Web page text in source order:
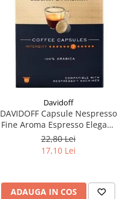
Davidoff
DAVIDOFF Capsule Nespresso
Fine Aroma Espresso Elegant
& Fragrant 10x5.5g
22,80 Lei
17,10 Lei
ADAUGA IN COS